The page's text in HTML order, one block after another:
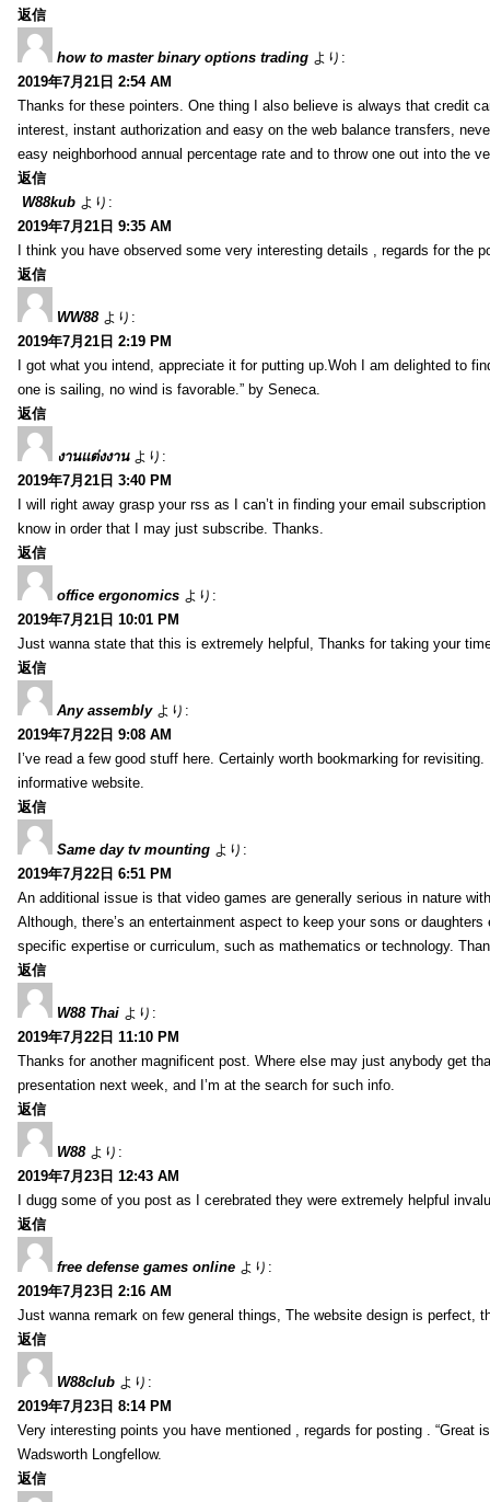
返信
how to master binary options trading より:
2019年7月21日 2:54 AM
Thanks for these pointers. One thing I also believe is always that credit
interest, instant authorization and easy on the web balance transfers,
easy neighborhood annual percentage rate and to throw one out into the
返信
W88kub より:
2019年7月21日 9:35 AM
I think you have observed some very interesting details , regards for the
返信
WW88 より:
2019年7月21日 2:19 PM
I got what you intend, appreciate it for putting up.Woh I am delighted to
one is sailing, no wind is favorable.” by Seneca.
返信
งานแต่งงาน より:
2019年7月21日 3:40 PM
I will right away grasp your rss as I can’t in finding your email
know in order that I may just subscribe. Thanks.
返信
office ergonomics より:
2019年7月21日 10:01 PM
Just wanna state that this is extremely helpful, Thanks for taking your
返信
Any assembly より:
2019年7月22日 9:08 AM
I’ve read a few good stuff here. Certainly worth bookmarking for
informative website.
返信
Same day tv mounting より:
2019年7月22日 6:51 PM
An additional issue is that video games are generally serious in nature
Although, there’s an entertainment aspect to keep your sons or
specific expertise or curriculum, such as mathematics or technology.
返信
W88 Thai より:
2019年7月22日 11:10 PM
Thanks for another magnificent post. Where else may just anybody get
presentation next week, and I’m at the search for such info.
返信
W88 より:
2019年7月23日 12:43 AM
I dugg some of you post as I cerebrated they were extremely helpful
返信
free defense games online より:
2019年7月23日 2:16 AM
Just wanna remark on few general things, The website design is perfect,
返信
W88club より:
2019年7月23日 8:14 PM
Very interesting points you have mentioned , regards for posting . “Great
Wadsworth Longfellow.
返信